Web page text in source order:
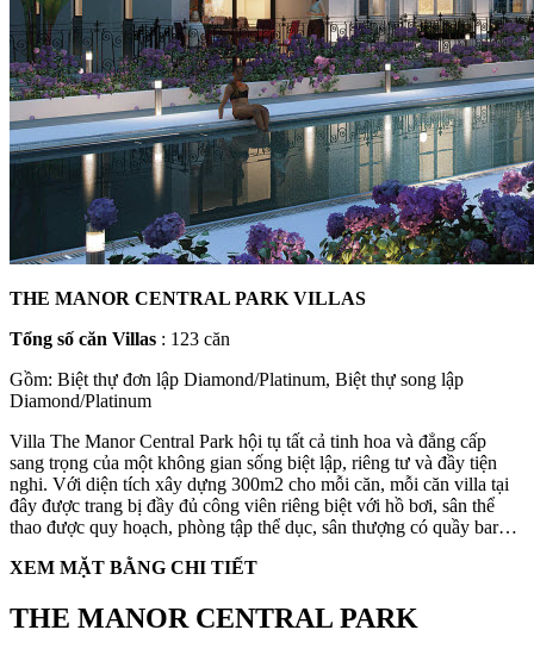
THE MANOR CENTRAL PARK VILLAS
Tổng số căn Villas : 123 căn
Gồm: Biệt thự đơn lập Diamond/Platinum, Biệt thự song lập
Diamond/Platinum
Villa The Manor Central Park hội tụ tất cả tinh hoa và đẳng cấp
sang trọng của một không gian sống biệt lập, riêng tư và đầy tiện
nghi. Với diện tích xây dựng 300m2 cho mỗi căn, mỗi căn villa tại
đây được trang bị đầy đủ công viên riêng biệt với hồ bơi, sân thể
thao được quy hoạch, phòng tập thể dục, sân thượng có quầy bar…
XEM MẶT BẰNG CHI TIẾT
THE MANOR CENTRAL PARK